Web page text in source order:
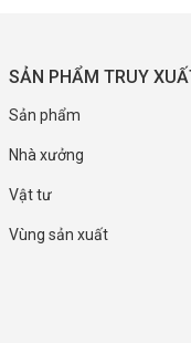
SẢN PHẨM TRUY
Sản phẩm
Nhà xưởng
Vật tư
Vùng sản xuất